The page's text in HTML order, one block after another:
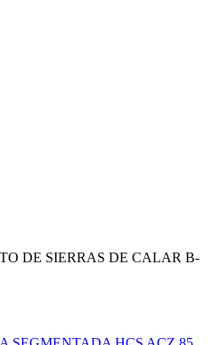
DE SIERRAS DE CALAR B-